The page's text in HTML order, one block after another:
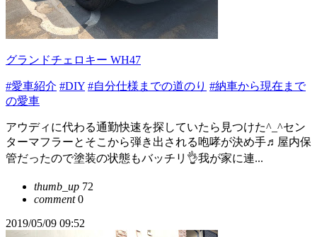
グランドチェロキー WH47
#愛車紹介 #DIY #自分仕様までの道のり #納車から現在まで
の愛車
アウディに代わる通勤快速を探していたら見つけた^_^セン
ターマフラーとそこから弾き出される咆哮が決め手♬屋内保
管だったので塗装の状態もバッチリ👌我が家に連...
thumb_up 72
comment0
2019/05/09 09:52